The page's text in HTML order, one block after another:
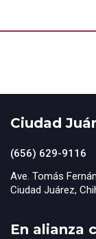
Ciudad
(656) 629-9116
Ave. Tomás
Ciudad Juárez,
En alianza